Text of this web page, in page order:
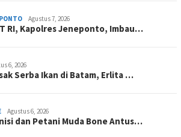
Agustus 7, 2026
RI, Kapolres Jeneponto, Imbau…
6, 2026
Serba Ikan di Batam, Erlita …
Agustus 6, 2026
dan Petani Muda Bone Antus…